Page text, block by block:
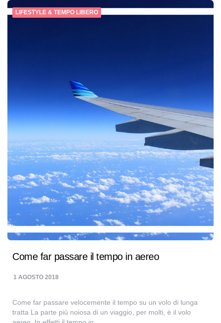
LIFESTYLE & TEMPO LIBERO
Come far passare il tempo in aereo
1 AGOSTO 2018
Come far passare velocemente il tempo su un volo di lunga
tratta La parte più noiosa di un viaggio, per molti, è il volo